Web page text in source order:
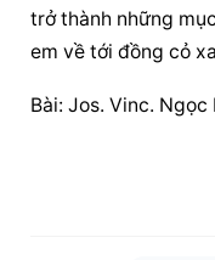
trở thành những
em về tới đồng cỏ
Bài: Jos. Vinc. Ngọc